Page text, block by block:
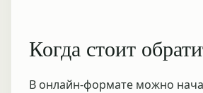
Когда стоит
В онлайн-формате можно